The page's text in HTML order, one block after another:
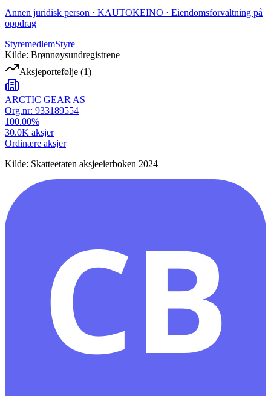
Annen juridisk person · KAUTOKEINO · Eiendomsforvaltning på
oppdrag
StyremedlemStyre
Kilde: Brønnøysundregistrene
Aksjeportefølje (1)
ARCTIC GEAR AS
Org.nr: 933189554
100.00%
30.0K aksjer
Ordinære aksjer
Kilde: Skatteetaten aksjeeierboken 2024
CB